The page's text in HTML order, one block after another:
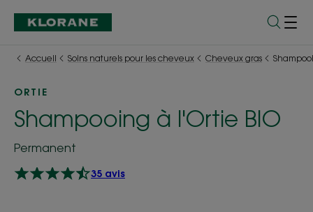
Accueil Soins naturels pour les cheveux Cheveux gras
ORTIE
Shampooing à l'Ortie BIO
Permanent
35 avis